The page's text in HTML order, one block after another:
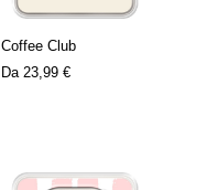
Coffee Club
Da 23,99 €